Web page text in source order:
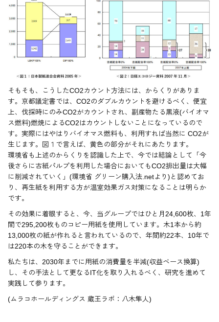
そもそも、こうしたCO2カウント方法には、からくりがありま
す。京都議定書では、CO2のダブルカウントを避けるべく、便宜
上、伐採時にのみCO2がカウントされ、副産物たる黒液(バイオマ
ス燃料)燃焼によるCO2はカウントしないことになっているので
す。実際にはやはりバイオマス燃料も、利用すれば当然に CO2が
生じます。図１で言えば、黄色の部分がそれにあたります。
環境省も上述のからくりを認識した上で、今では結論として「今
後さらに古紙パルプを利用した場合においてもCO2排出量は大幅
に削減されていく」(環境省 グリーン購入法.netより)と認めてお
り、再生紙を利用する方が温室効果ガス対策になることは明らか
です。
その効果に着眼すると、今、当グループではひと月24,600枚、1年
間で295,200枚ものコピー用紙を使用しています。木1本から約
13,000枚の紙が作れると言われているので、年間約22本、10年で
は220本の木を守ることができます。
私たちは、2030年までに用紙の消費量を半減(収益ベース換算)
し、その手法として更なるIT化を取り入れるべく、研究を進めて
実践して参ります。
(ムラコホールディングス 蔵王ラボ：八木隼人)